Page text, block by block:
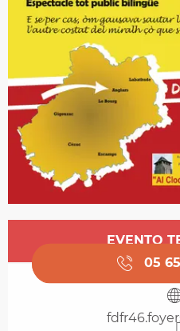
Horarios y datos de
EVENTO
05